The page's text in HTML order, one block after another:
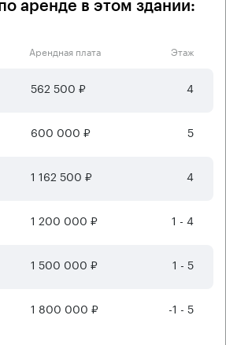
аренде в этом здании:
Арендная плата Этаж
562 500 ₽ 4
600 000 ₽ 5
1 162 500 ₽ 4
1 200 000 ₽ 1 - 4
1 500 000 ₽ 1 - 5
1 800 000 ₽ -1 - 5